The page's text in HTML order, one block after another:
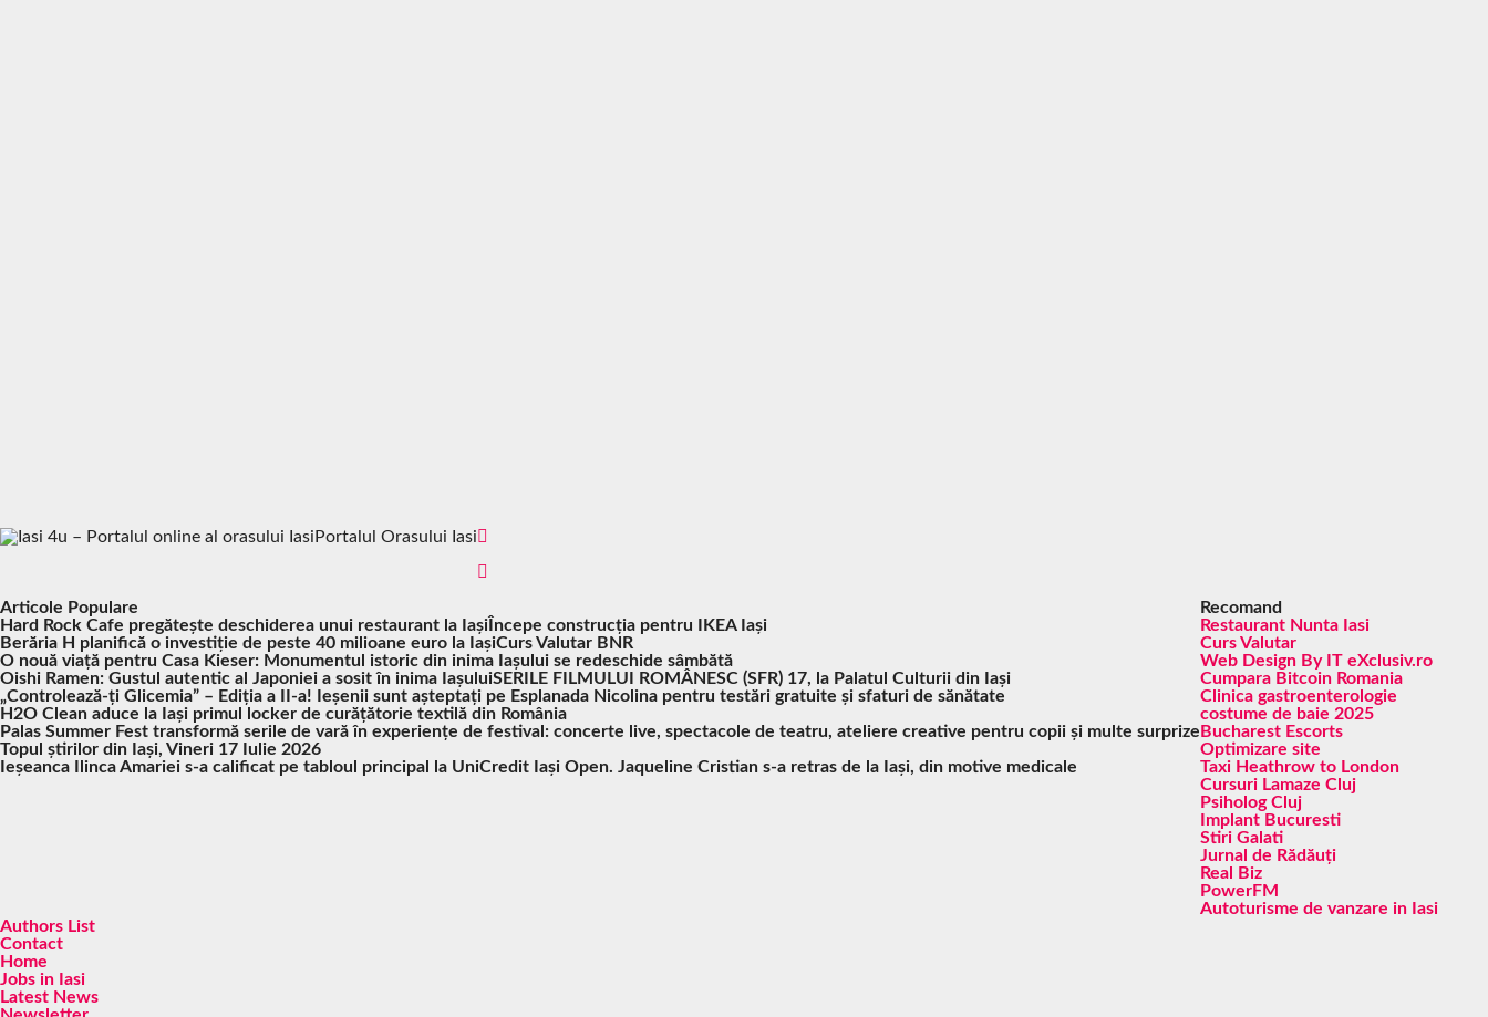
Portalul Orasului Iasi
Articole Populare
Hard Rock Cafe pregătește deschiderea unui restaurant la Iași Începe construcția pentru IKEA Iași
Berăria H planifică o investiție de peste 40 milioane euro la IașiCurs Valutar BNR
O nouă viață pentru Casa Kieser: Monumentul istoric din inima Iașului se redeschide sâmbătă
Oishi Ramen: Gustul autentic al Japoniei a sosit în inima IașuluiSERILE FILMULUI ROMÂNESC (SFR) 17, la Palatul Culturii din Iași
„Controlează-ți Glicemia” – Ediția a II-a! Ieșenii sunt așteptați pe Esplanada Nicolina pentru testări gratuite și sfaturi de sănătate
H2O Clean aduce la Iași primul locker de curățătorie textilă din România
Palas Summer Fest transformă serile de vară în experiențe de festival: concerte live, spectacole de teatru, ateliere creative pentru copii și multe surprize
Topul știrilor din Iași, Vineri 17 Iulie 2026
Ieșeanca Ilinca Amariei s-a calificat pe tabloul principal la UniCredit Iași Open. Jaqueline Cristian s-a retras de la Iași, din motive medicale
Recomand
Restaurant Nunta Iasi
Curs Valutar
Web Design By IT eXclusiv.ro
Cumpara Bitcoin Romania
Clinica gastroenterologie
costume de baie 2025
Bucharest Escorts
Optimizare site
Taxi Heathrow to London
Cursuri Lamaze Cluj
Psiholog Cluj
Implant Bucuresti
Stiri Galati
Jurnal de Rădăuți
Real Biz
PowerFM
Autoturisme de vanzare in Iasi
Authors List
Contact
Home
Jobs in Iasi
Latest News